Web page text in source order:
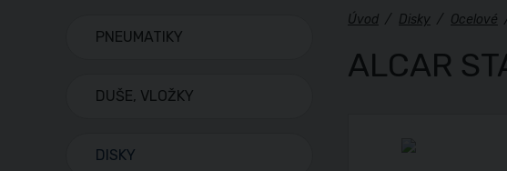
Úvod / Disky / Ocelové
ALCAR
PNEUMATIKY
DUŠE, VLOŽKY
DISKY